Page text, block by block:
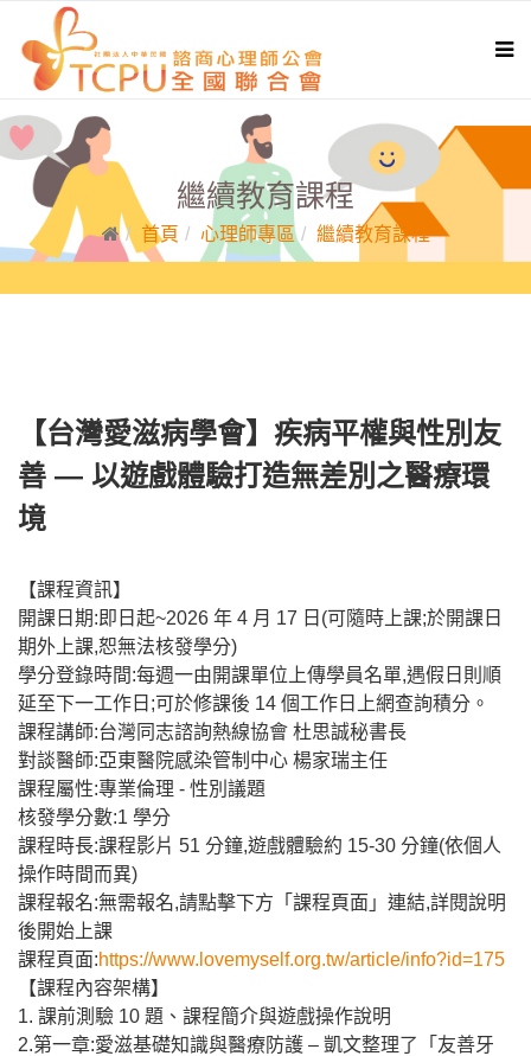
繼續教育課程
首頁 心理師專區 繼續教育課程
【台灣愛滋病學會】疾病平權與性別友
善 — 以遊戲體驗打造無差別之醫療環
境
【課程資訊】
開課日期:即日起~2026 年 4 月 17 日(可隨時上課;於開課日
期外上課,恕無法核發學分)
學分登錄時間:每週一由開課單位上傳學員名單,遇假日則順
延至下一工作日;可於修課後 14 個工作日上網查詢積分。
課程講師:台灣同志諮詢熱線協會 杜思誠秘書長
對談醫師:亞東醫院感染管制中心 楊家瑞主任
課程屬性:專業倫理 - 性別議題
核發學分數:1 學分
課程時長:課程影片 51 分鐘,遊戲體驗約 15-30 分鐘(依個人
操作時間而異)
課程報名:無需報名,請點擊下方「課程頁面」連結,詳閱說明
後開始上課
課程頁面:https://www.lovemyself.org.tw/article/info?id=175
【課程內容架構】
1. 課前測驗 10 題、課程簡介與遊戲操作說明
2.第一章:愛滋基礎知識與醫療防護 – 凱文整理了「友善牙